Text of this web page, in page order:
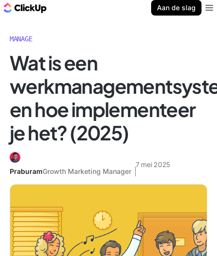
Aan de slag
MANAGE
Wat is een
en hoe implementeer
je het? (2025)
PraburamGrowth Marketing Manager
7 mei 2025